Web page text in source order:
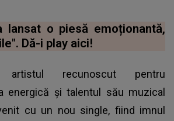
lansat o piesă emoționantă,
Dă-i play aici!
artistul recunoscut pentru
energică și talentul său muzical
cu un nou single, fiind imnul